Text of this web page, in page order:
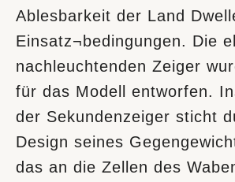
Ablesbarkeit der Land
Einsatz¬bedingungen. Die
nachleuchtenden Zeiger
für das Modell entworfen.
der Sekundenzeiger sticht
Design seines
das an die Zellen des